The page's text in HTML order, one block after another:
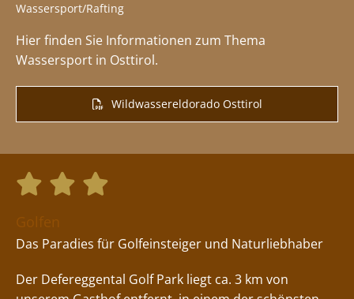
Wassersport/Rafting
Hier finden Sie Informationen zum Thema
Wassersport in Osttirol.
Wildwassereldorado Osttirol
  
Golfen
Das Paradies für Golfeinsteiger und Naturliebhaber
Der Defereggental Golf Park liegt ca. 3 km von